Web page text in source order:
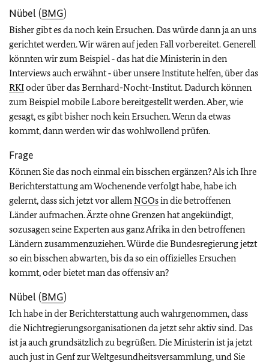
Nübel (BMG)
Bisher gibt es da noch kein Ersuchen. Das würde dann ja an uns
gerichtet werden. Wir wären auf jeden Fall vorbereitet. Generell
könnten wir zum Beispiel ‑ das hat die Ministerin in den
Interviews auch erwähnt ‑ über unsere Institute helfen, über das
RKIoder über das Bernhard-Nocht-Institut. Dadurch können
zum Beispiel mobile Labore bereitgestellt werden. Aber, wie
gesagt, es gibt bisher noch kein Ersuchen. Wenn da etwas
kommt, dann werden wir das wohlwollend prüfen.
Frage
Können Sie das noch einmal ein bisschen ergänzen? Als ich Ihre
Berichterstattung am Wochenende verfolgt habe, habe ich
gelernt, dass sich jetzt vor allemNGOsin die betroffenen
Länder aufmachen. Ärzte ohne Grenzen hat angekündigt,
sozusagen seine Experten aus ganz Afrika in den betroffenen
Ländern zusammenzuziehen. Würde die Bundesregierung jetzt
so ein bisschen abwarten, bis da so ein offizielles Ersuchen
kommt, oder bietet man das offensiv an?
Nübel (BMG)
Ich habe in der Berichterstattung auch wahrgenommen, dass
die Nichtregierungsorganisationen da jetzt sehr aktiv sind. Das
ist ja auch grundsätzlich zu begrüßen. Die Ministerin ist ja jetzt
auch just in Genf zur Weltgesundheitsversammlung, und Sie